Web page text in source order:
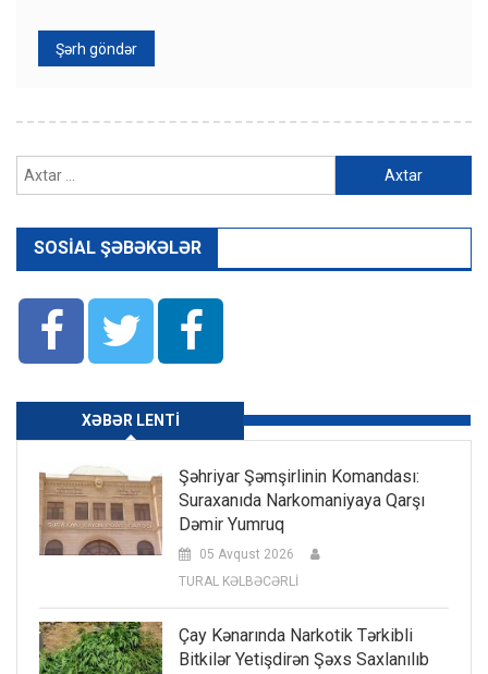
SOSIAL ŞƏBƏKƏLƏR
XƏBƏR LENTI
Şəhriyar Şəmşirlinin Komandası:
Suraxanıda Narkomaniyaya Qarşı
Dəmir Yumruq
05 Avqust 2026
TURAL KƏLBƏCƏRLİ
Çay Kənarında Narkotik Tərkibli
Bitkilər Yetişdirən Şəxs Saxlanılıb